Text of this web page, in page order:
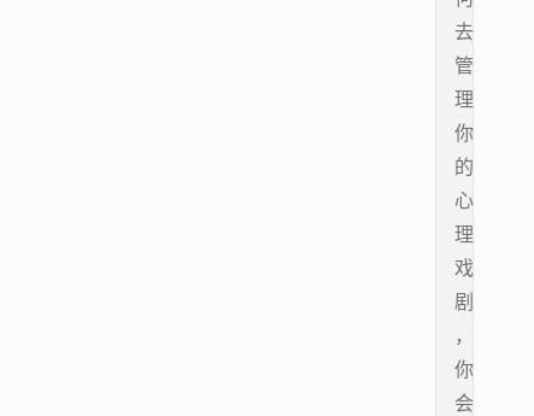
去
管
理
你
的
心
理
戏
剧
，
你
会